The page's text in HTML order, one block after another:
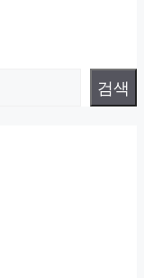
검색